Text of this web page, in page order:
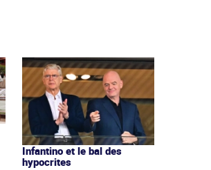
Infantino et le bal des
hypocrites